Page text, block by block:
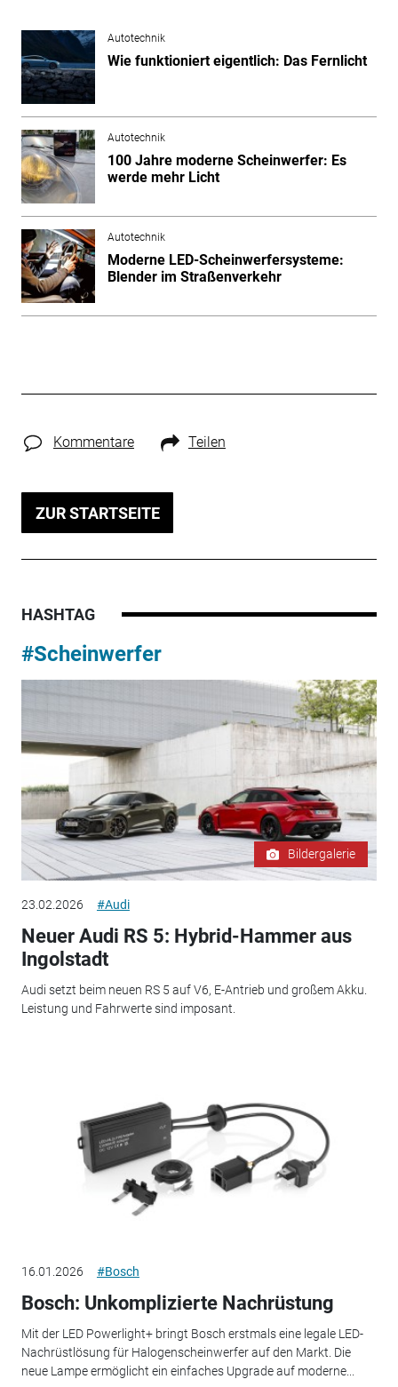
Autotechnik
Wie funktioniert eigentlich: Das Fernlicht
Autotechnik
100 Jahre moderne Scheinwerfer: Es
werde mehr Licht
Autotechnik
Moderne LED-Scheinwerfersysteme:
Blender im Straßenverkehr
Kommentare Teilen
ZUR STARTSEITE
HASHTAG
#Scheinwerfer
Bildergalerie
23.02.2026 #Audi
Neuer Audi RS 5: Hybrid-Hammer aus
Ingolstadt
Audi setzt beim neuen RS 5 auf V6, E-Antrieb und großem Akku.
Leistung und Fahrwerte sind imposant.
16.01.2026 #Bosch
Bosch: Unkomplizierte Nachrüstung
Mit der LED Powerlight+ bringt Bosch erstmals eine legale LED-
Nachrüstlösung für Halogenscheinwerfer auf den Markt. Die
neue Lampe ermöglicht ein einfaches Upgrade auf moderne...